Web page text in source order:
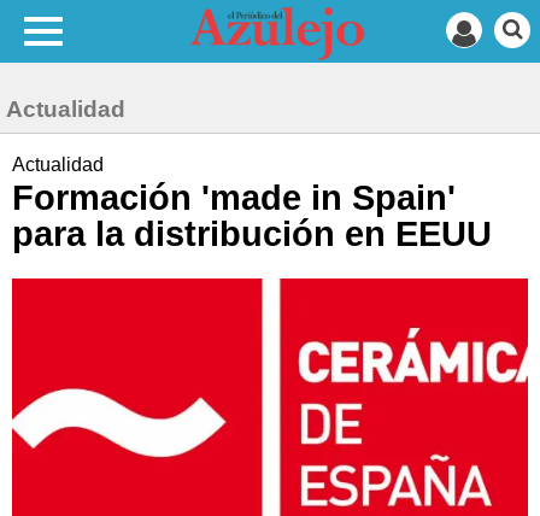
Actualidad
Actualidad
Formación 'made in Spain'
para la distribución en EEUU